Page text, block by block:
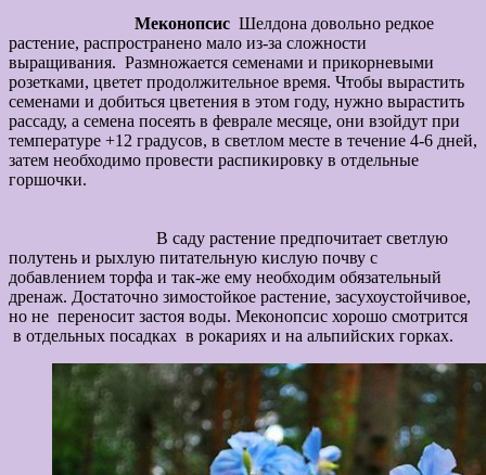
Меконопсис Шелдона довольно редкое
растение, распространено мало из-за сложности
выращивания. Размножается семенами и прикорневыми
розетками, цветет продолжительное время. Чтобы вырастить
семенами и добиться цветения в этом году, нужно вырастить
рассаду, а семена посеять в феврале месяце, они взойдут при
температуре +12 градусов, в светлом месте в течение 4-6 дней,
затем необходимо провести распикировку в отдельные
горшочки.
В саду растение предпочитает светлую
полутень и рыхлую питательную кислую почву с
добавлением торфа и так-же ему необходим обязательный
дренаж. Достаточно зимостойкое растение, засухоустойчивое,
но не переносит застоя воды. Меконопсис хорошо смотрится
в отдельных посадках в рокариях и на альпийских горках.